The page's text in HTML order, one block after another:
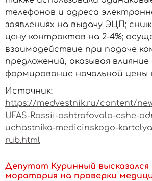
телефонов и адреса
заявлениях на выдачу ЭЦП;
цену контрактов на 2-4%;
взаимодействие при подаче
предложений, оказывая влияние
формирование начальной цены
Источник:
https://medvestnik.ru/content/
UFAS-Rossii-oshtrafovalo-eshe-
uchastnika-medicinskogo-
rub.html
Депутат Куринный высказался
моратория на проверки